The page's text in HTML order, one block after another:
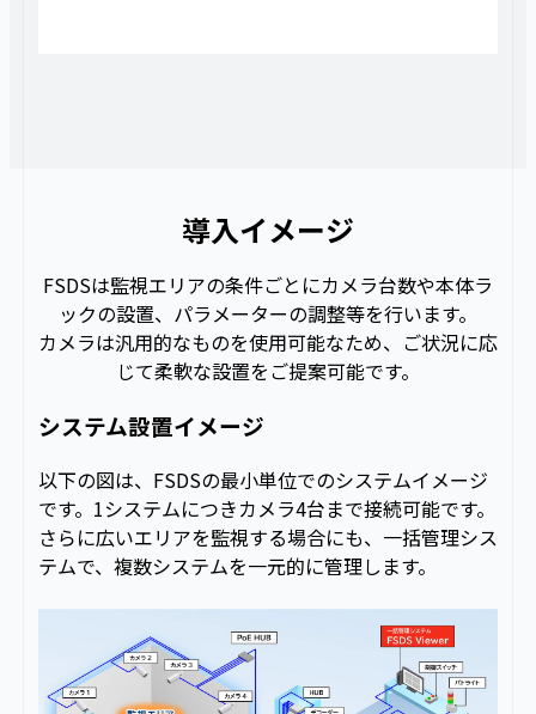
導入イメージ
FSDSは監視エリアの条件ごとにカメラ台数や本体ラ
ックの設置、パラメーターの調整等を行います。
カメラは汎用的なものを使用可能なため、ご状況に応
じて柔軟な設置をご提案可能です。
システム設置イメージ
以下の図は、FSDSの最小単位でのシステムイメージ
です。1システムにつきカメラ4台まで接続可能です。
さらに広いエリアを監視する場合にも、一括管理シス
テムで、複数システムを一元的に管理します。